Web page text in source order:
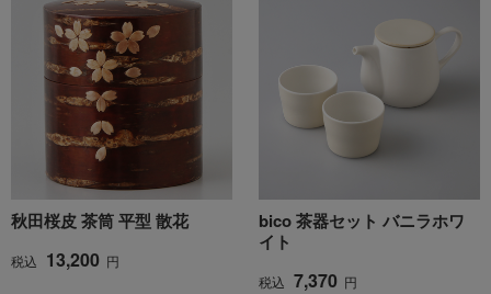
秋田桜皮 茶筒 平型 散花
税込 13,200 円
bico 茶器セット バニラホワ
イト
税込 7,370 円